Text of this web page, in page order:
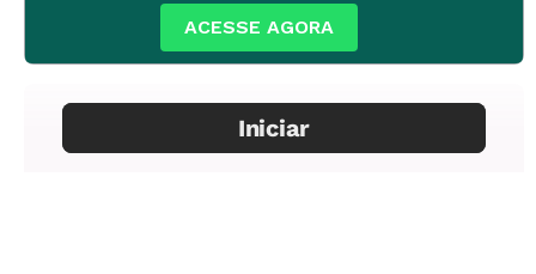
ACESSE AGORA